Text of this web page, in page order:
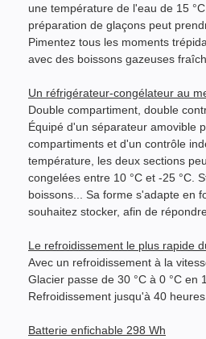
une température de l'eau de 15
préparation de glaçons peut
Pimentez tous les moments
avec des boissons gazeuses
Un réfrigérateur-congélateur au
Double compartiment, double
Équipé d'un séparateur amovible
compartiments et d'un contrôle
température, les deux sections
congelées entre 10 °C et -25 °C.
boissons... Sa forme s'adapte en
souhaitez stocker, afin de
Le refroidissement le plus rapide
Avec un refroidissement à la
Glacier passe de 30 °C à 0 °C en
Refroidissement jusqu'à 40 heures
Batterie enfichable 298 Wh